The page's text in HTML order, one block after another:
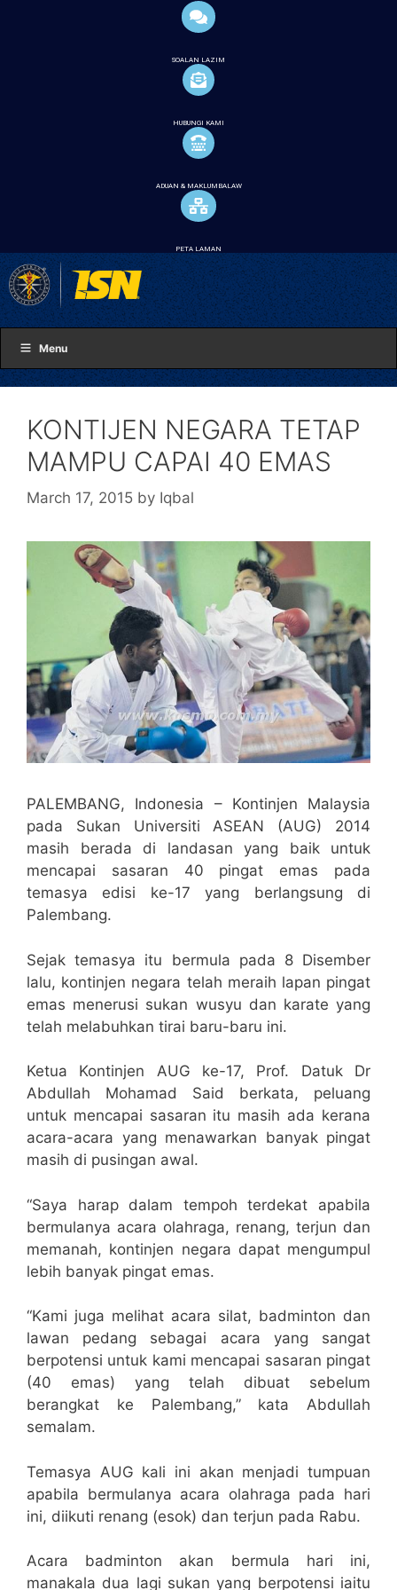
SOALAN LAZIM
HUBUNGI KAMI
ADUAN & MAKLUMBALAW
PETA LAMAN
Menu
KONTIJEN NEGARA TETAP
MAMPU CAPAI 40 EMAS
March 17, 2015 by Iqbal
PALEMBANG, Indonesia – Kontinjen Malaysia
pada Sukan Universiti ASEAN (AUG) 2014
masih berada di landasan yang baik untuk
mencapai sasaran 40 pingat emas pada
temasya edisi ke-17 yang berlangsung di
Palembang.
Sejak temasya itu bermula pada 8 Disember
lalu, kontinjen negara telah meraih lapan pingat
emas menerusi sukan wusyu dan karate yang
telah melabuhkan tirai baru-baru ini.
Ketua Kontinjen AUG ke-17, Prof. Datuk Dr
Abdullah Mohamad Said berkata, peluang
untuk mencapai sasaran itu masih ada kerana
acara-acara yang menawarkan banyak pingat
masih di pusingan awal.
“Saya harap dalam tempoh terdekat apabila
bermulanya acara olahraga, renang, terjun dan
memanah, kontinjen negara dapat mengumpul
lebih banyak pingat emas.
“Kami juga melihat acara silat, badminton dan
lawan pedang sebagai acara yang sangat
berpotensi untuk kami mencapai sasaran pingat
(40 emas) yang telah dibuat sebelum
berangkat ke Palembang,” kata Abdullah
semalam.
Temasya AUG kali ini akan menjadi tumpuan
apabila bermulanya acara olahraga pada hari
ini, diikuti renang (esok) dan terjun pada Rabu.
Acara badminton akan bermula hari ini,
manakala dua lagi sukan yang berpotensi iaitu